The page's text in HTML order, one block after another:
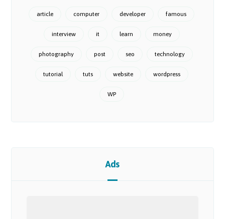
article computer developer famous
interview it learn money
photography post seo technology
tutorial tuts website wordpress
WP
Ads